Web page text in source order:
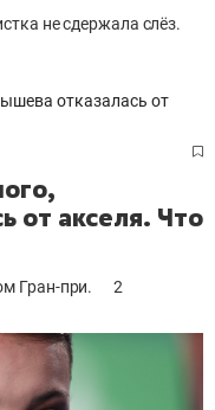
не сдержала слёз.
от акселя. Что
Гран-при. 2